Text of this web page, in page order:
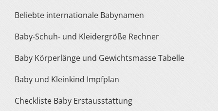
Beliebte internationale Babynamen
Baby-Schuh- und Kleidergröße Rechner
Baby Körperlänge und Gewichtsmasse Tabelle
Baby und Kleinkind Impfplan
Checkliste Baby Erstausstattung